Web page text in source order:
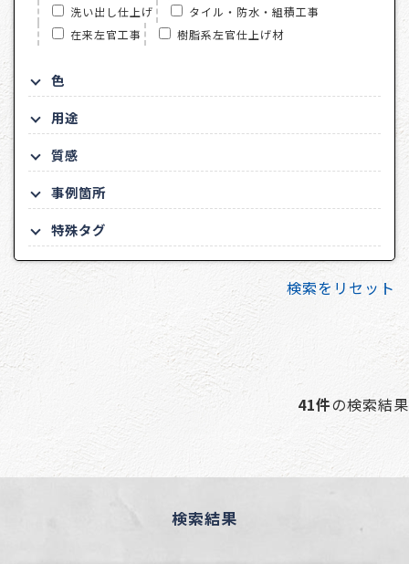
洗い出し仕上げ
タイル・防水・組積工事
在来左官工事
樹脂系左官仕上げ材
色
用途
質感
事例箇所
特殊タグ
検索をリセット
41件の検索結果
検索結果